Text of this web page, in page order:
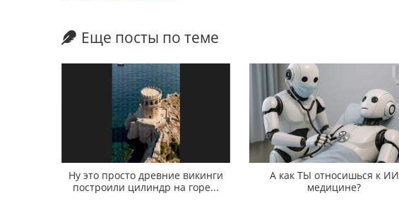
Еще посты по теме
Ну это просто древние викинги
построили цилиндр на горе...
А как ТЫ относишься к ИИ
медицине?